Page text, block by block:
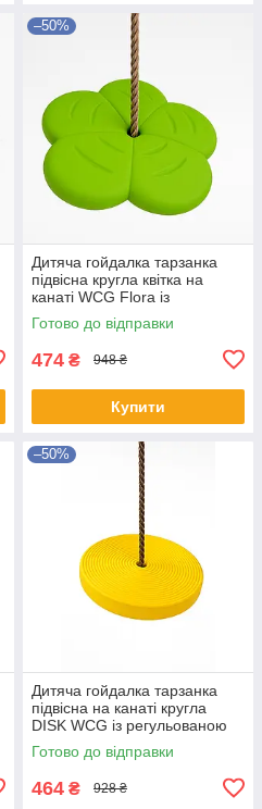
–50%
Дитяча гойдалка тарзанка
підвісна кругла квітка на
канаті WCG Flora із
регульованою висотою для
саду Салатовий
Готово до відправки
474 ₴ 948 ₴
Купити
–50%
Дитяча гойдалка тарзанка
підвісна на канаті кругла
DISK WCG із регульованою
висотою мотузки для саду
Жовтий
Готово до відправки
464 ₴ 928 ₴